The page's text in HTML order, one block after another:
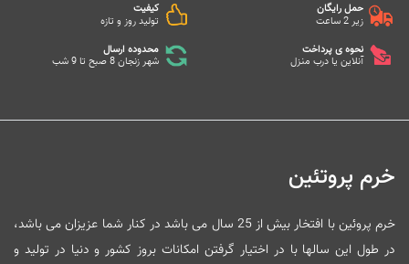
حمل رایگان
زیر 2 ساعت
کیفیت
تولید روز و تازه
نحوه ی پرداخت
آنلاین یا درب منزل
محدوده ارسال
شهر زنجان 8 صبح تا 9 شب
خرم پروتئین
خرم پروئین با افتخار بیش از 25 سال می باشد در کنار شما عزیزان می باشد،
در طول این سالها با در اختیار گرفتن امکانات بروز کشور و دنیا در تولید و